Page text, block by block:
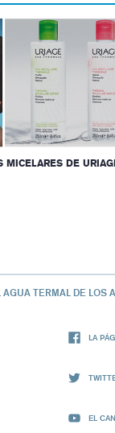
MICELARES DE
AGUA TERMAL DE LOS
LA
EL